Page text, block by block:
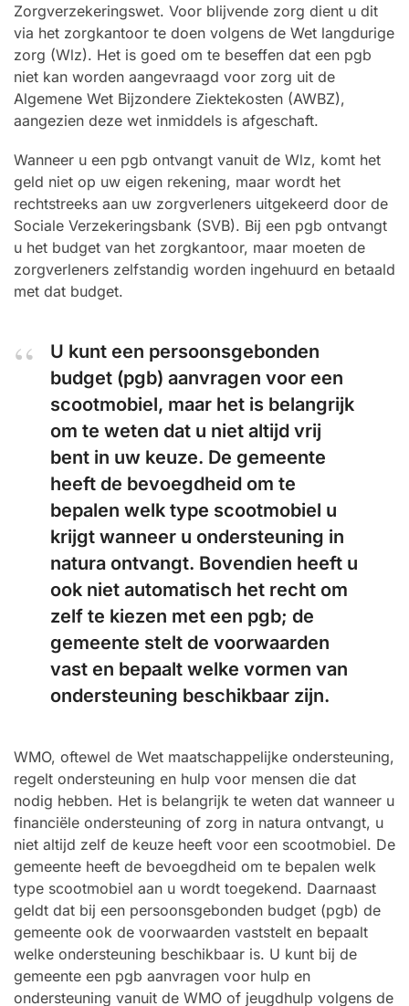
Zorgverzekeringswet. Voor blijvende zorg dient u dit
via het zorgkantoor te doen volgens de Wet langdurige
zorg (Wlz). Het is goed om te beseffen dat een pgb
niet kan worden aangevraagd voor zorg uit de
Algemene Wet Bijzondere Ziektekosten (AWBZ),
aangezien deze wet inmiddels is afgeschaft.
Wanneer u een pgb ontvangt vanuit de Wlz, komt het
geld niet op uw eigen rekening, maar wordt het
rechtstreeks aan uw zorgverleners uitgekeerd door de
Sociale Verzekeringsbank (SVB). Bij een pgb ontvangt
u het budget van het zorgkantoor, maar moeten de
zorgverleners zelfstandig worden ingehuurd en betaald
met dat budget.
U kunt een persoonsgebonden
budget (pgb) aanvragen voor een
scootmobiel, maar het is belangrijk
om te weten dat u niet altijd vrij
bent in uw keuze. De gemeente
heeft de bevoegdheid om te
bepalen welk type scootmobiel u
krijgt wanneer u ondersteuning in
natura ontvangt. Bovendien heeft u
ook niet automatisch het recht om
zelf te kiezen met een pgb; de
gemeente stelt de voorwaarden
vast en bepaalt welke vormen van
ondersteuning beschikbaar zijn.
WMO, oftewel de Wet maatschappelijke ondersteuning,
regelt ondersteuning en hulp voor mensen die dat
nodig hebben. Het is belangrijk te weten dat wanneer u
financiële ondersteuning of zorg in natura ontvangt, u
niet altijd zelf de keuze heeft voor een scootmobiel. De
gemeente heeft de bevoegdheid om te bepalen welk
type scootmobiel aan u wordt toegekend. Daarnaast
geldt dat bij een persoonsgebonden budget (pgb) de
gemeente ook de voorwaarden vaststelt en bepaalt
welke ondersteuning beschikbaar is. U kunt bij de
gemeente een pgb aanvragen voor hulp en
ondersteuning vanuit de WMO of jeugdhulp volgens de